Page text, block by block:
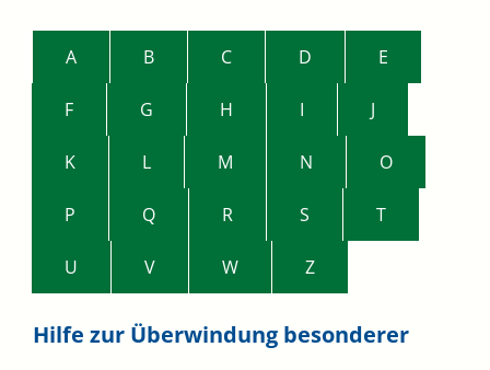
A B C D E
F G H I J
K L M N O
P Q R S T
U V W Z
Hilfe zur Überwindung besonderer